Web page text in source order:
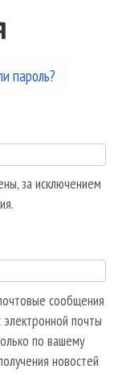
пароль?
за исключением
сообщения
почты
по вашему
новостей